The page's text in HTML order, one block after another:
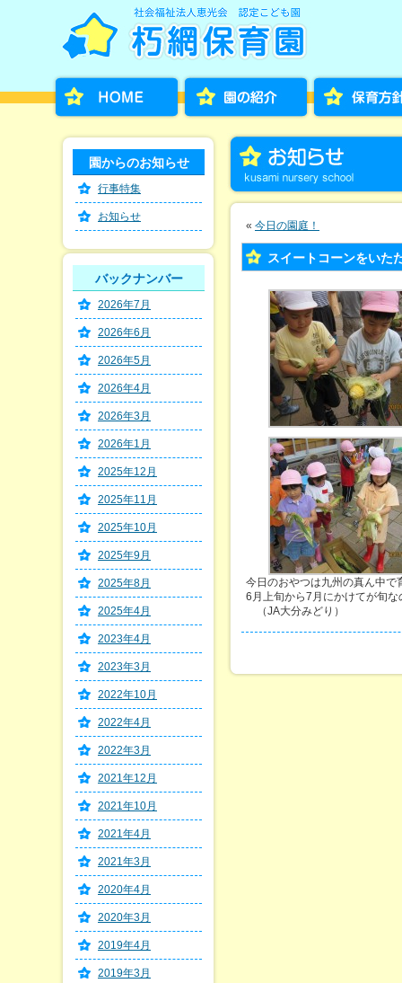
« 今日の園庭！
スイートコーンをいた
今日のおやつは九州の真ん中で
6月上旬から7月にかけてが旬
（JA大分みどり）
園からのお知らせ
行事特集
お知らせ
バックナンバー
2026年7月
2026年6月
2026年5月
2026年4月
2026年3月
2026年1月
2025年12月
2025年11月
2025年10月
2025年9月
2025年8月
2025年4月
2023年4月
2023年3月
2022年10月
2022年4月
2022年3月
2021年12月
2021年10月
2021年4月
2021年3月
2020年4月
2020年3月
2019年4月
2019年3月